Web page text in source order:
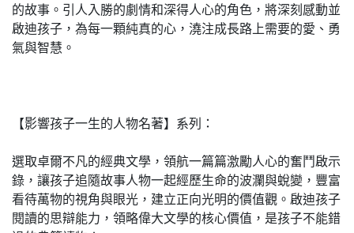
的故事。引人入勝的劇情和深得人心的角色，將深刻感動並
啟迪孩子，為每一顆純真的心，澆注成長路上需要的愛、勇
氣與智慧。
【影響孩子一生的人物名著】系列：
選取卓爾不凡的經典文學，領航一篇篇激勵人心的奮鬥啟示
錄，讓孩子追隨故事人物一起經歷生命的波瀾與蛻變，豐富
看待萬物的視角與眼光，建立正向光明的價值觀。啟迪孩子
閱讀的思辯能力，領略偉大文學的核心價值，是孩子不能錯